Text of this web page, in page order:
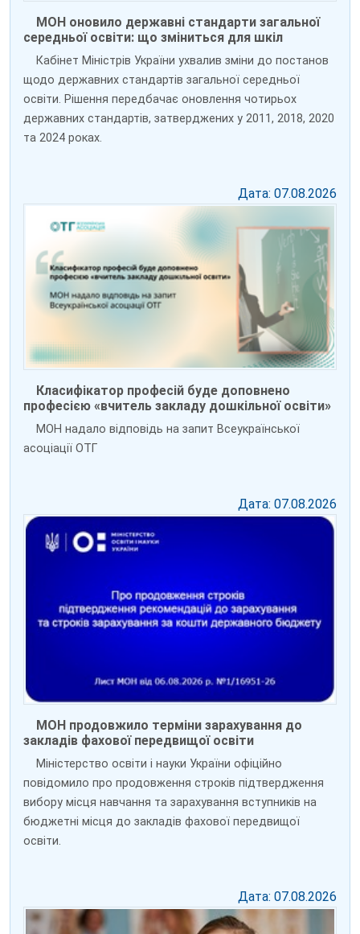
МОН оновило державні стандарти загальної
середньої освіти: що зміниться для шкіл
Кабінет Міністрів України ухвалив зміни до постанов
щодо державних стандартів загальної середньої
освіти. Рішення передбачає оновлення чотирьох
державних стандартів, затверджених у 2011, 2018, 2020
та 2024 роках.
Дата: 07.08.2026
Класифікатор професій буде доповнено
професією «вчитель закладу дошкільної освіти»
МОН надало відповідь на запит Всеукраїнської
асоціації ОТГ
Дата: 07.08.2026
МОН продовжило терміни зарахування до
закладів фахової передвищої освіти
Міністерство освіти і науки України офіційно
повідомило про продовження строків підтвердження
вибору місця навчання та зарахування вступників на
бюджетні місця до закладів фахової передвищої
освіти.
Дата: 07.08.2026